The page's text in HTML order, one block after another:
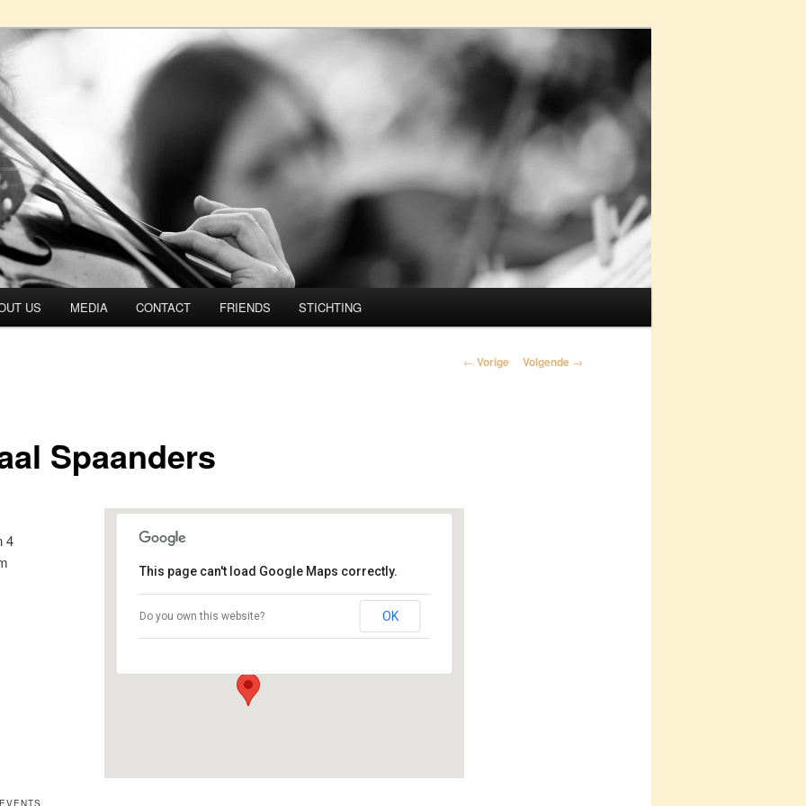
US MEDIA CONTACT FRIENDS STICHTING
Berichtnavigatie
← Vorige Volgende →
Spaanders
Lokaal Spaanders
Evenementen
This page can't load Google Maps correctly.
Do you own this website? OK
4